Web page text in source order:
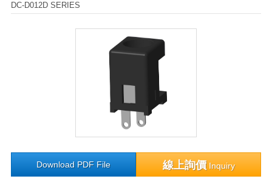
DC-D012D SERIES
Download PDF File 線上詢價Inquiry